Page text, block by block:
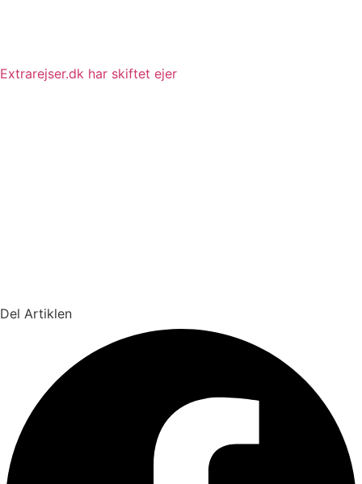
Extrarejser.dk har skiftet ejer
Del Artiklen